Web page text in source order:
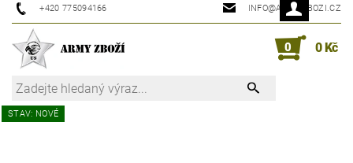
+420 775094166 INFO@ARMYZBOZI.CZ
0 0 Kč
STAV: NOVÉ